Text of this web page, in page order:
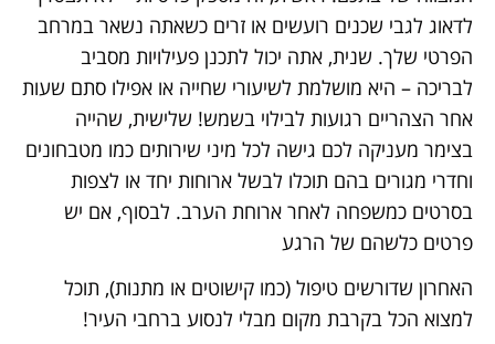
לדאוג לגבי שכנים רועשים או זרים כשאתה נשאר במרחב
הפרטי שלך. שנית, אתה יכול לתכנן פעילויות מסביב
לבריכה – היא מושלמת לשיעורי שחייה או אפילו סתם שעות
אחר הצהריים רגועות לבילוי בשמש! שלישית, שהייה
בצימר מעניקה לכם גישה לכל מיני שירותים כמו מטבחונים
וחדרי מגורים בהם תוכלו לבשל ארוחות יחד או לצפות
בסרטים כמשפחה לאחר ארוחת הערב. לבסוף, אם יש
פרטים כלשהם של הרגע
האחרון שדורשים טיפול (כמו קישוטים או מתנות), תוכל
למצוא הכל בקרבת מקום מבלי לנסוע ברחבי העיר!